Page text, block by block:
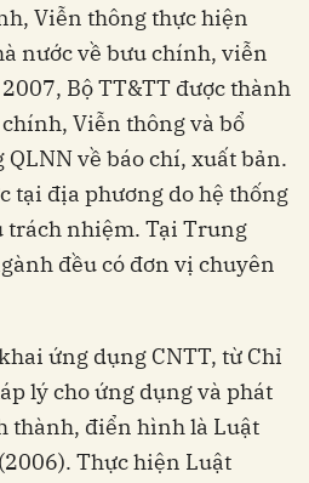
Viễn thông thực hiện
nước về bưu chính, viễn
Bộ TT&TT được thành
Viễn thông và bổ
về báo chí, xuất bản.
tại địa phương do hệ thống
trách nhiệm. Tại Trung
đều có đơn vị chuyên
ứng dụng CNTT, từ Chỉ
lý cho ứng dụng và phát
thành, điển hình là Luật
Thực hiện Luật